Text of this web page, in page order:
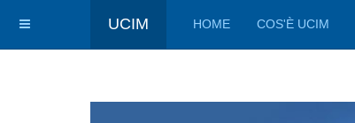
UCIM HOME COS'È UCIM